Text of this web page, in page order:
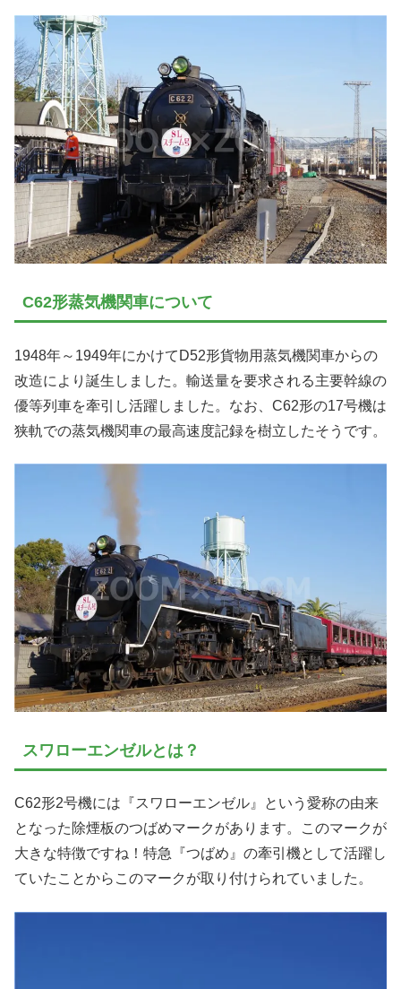
C62形蒸気機関車について
1948年～1949年にかけてD52形貨物用蒸気機関車からの
改造により誕生しました。輸送量を要求される主要幹線の
優等列車を牽引し活躍しました。なお、C62形の17号機は
狭軌での蒸気機関車の最高速度記録を樹立したそうです。
スワローエンゼルとは？
C62形2号機には『スワローエンゼル』という愛称の由来
となった除煙板のつばめマークがあります。このマークが
大きな特徴ですね！特急『つばめ』の牽引機として活躍し
ていたことからこのマークが取り付けられていました。